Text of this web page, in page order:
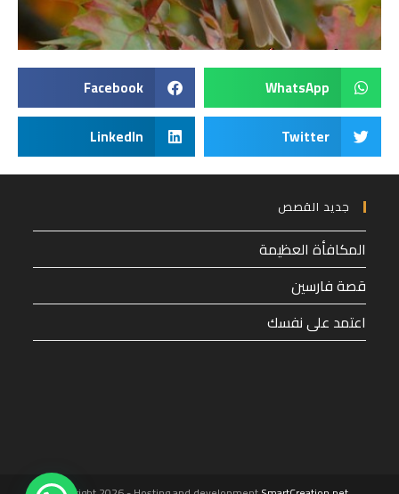
WhatsApp
Facebook
Twitter
LinkedIn
جديد القصص
المكافأة العظيمة
قصة فارسين
اعتمد على نفسك
1